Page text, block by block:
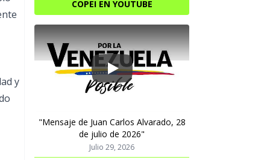
y
COPEI EN YOUTUBE
Play
"Mensaje de Juan Carlos Alvarado, 28
de julio de 2026"
Julio 29, 2026